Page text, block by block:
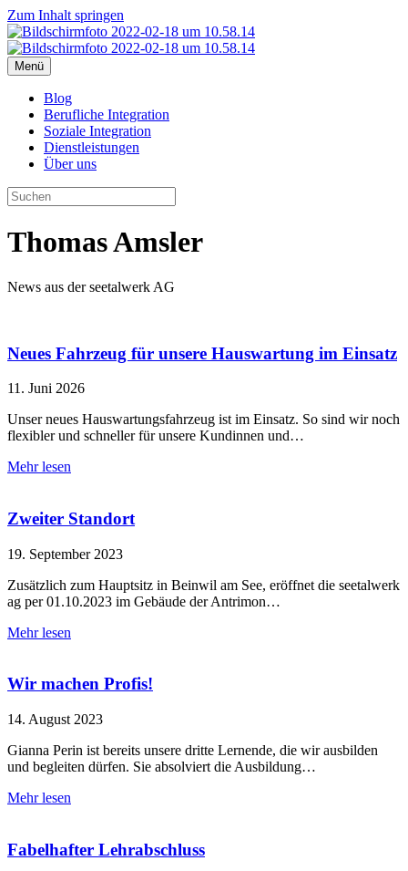
Zum Inhalt springen
Menü
Blog
Berufliche Integration
Soziale Integration
Dienstleistungen
Über uns
Thomas Amsler
News aus der seetalwerk AG
Neues Fahrzeug für unsere Hauswartung im Einsatz
11. Juni 2026
Unser neues Hauswartungsfahrzeug ist im Einsatz. So sind wir noch
flexibler und schneller für unsere Kundinnen und…
Mehr lesen
Zweiter Standort
19. September 2023
Zusätzlich zum Hauptsitz in Beinwil am See, eröffnet die seetalwerk
ag per 01.10.2023 im Gebäude der Antrimon…
Mehr lesen
Wir machen Profis!
14. August 2023
Gianna Perin ist bereits unsere dritte Lernende, die wir ausbilden
und begleiten dürfen. Sie absolviert die Ausbildung…
Mehr lesen
Fabelhafter Lehrabschluss